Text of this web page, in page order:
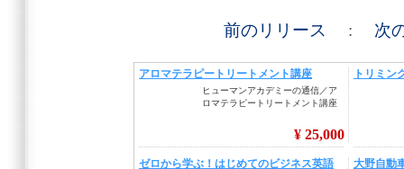
前のリリース : 次